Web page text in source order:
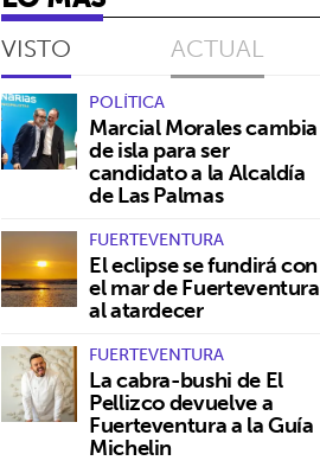
VISTO ACTUAL
POLÍTICA
Marcial Morales cambia
de isla para ser
candidato a la Alcaldía
de Las Palmas
FUERTEVENTURA
El eclipse se fundirá con
el mar de Fuerteventura
al atardecer
FUERTEVENTURA
La cabra-bushi de El
Pellizco devuelve a
Fuerteventura a la Guía
Michelin